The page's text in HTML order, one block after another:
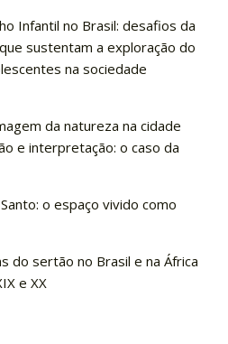
Infantil no Brasil: desafios da
sustentam a exploração do
na sociedade
da natureza na cidade
e interpretação: o caso da
o espaço vivido como
do sertão no Brasil e na África
e XX